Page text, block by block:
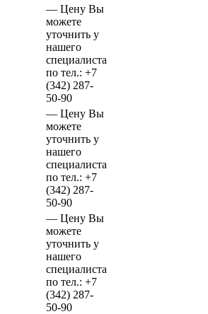
— Цену Вы
можете
уточнить у
нашего
специалиста
по тел.: +7
(342) 287-
50-90
— Цену Вы
можете
уточнить у
нашего
специалиста
по тел.: +7
(342) 287-
50-90
— Цену Вы
можете
уточнить у
нашего
специалиста
по тел.: +7
(342) 287-
50-90